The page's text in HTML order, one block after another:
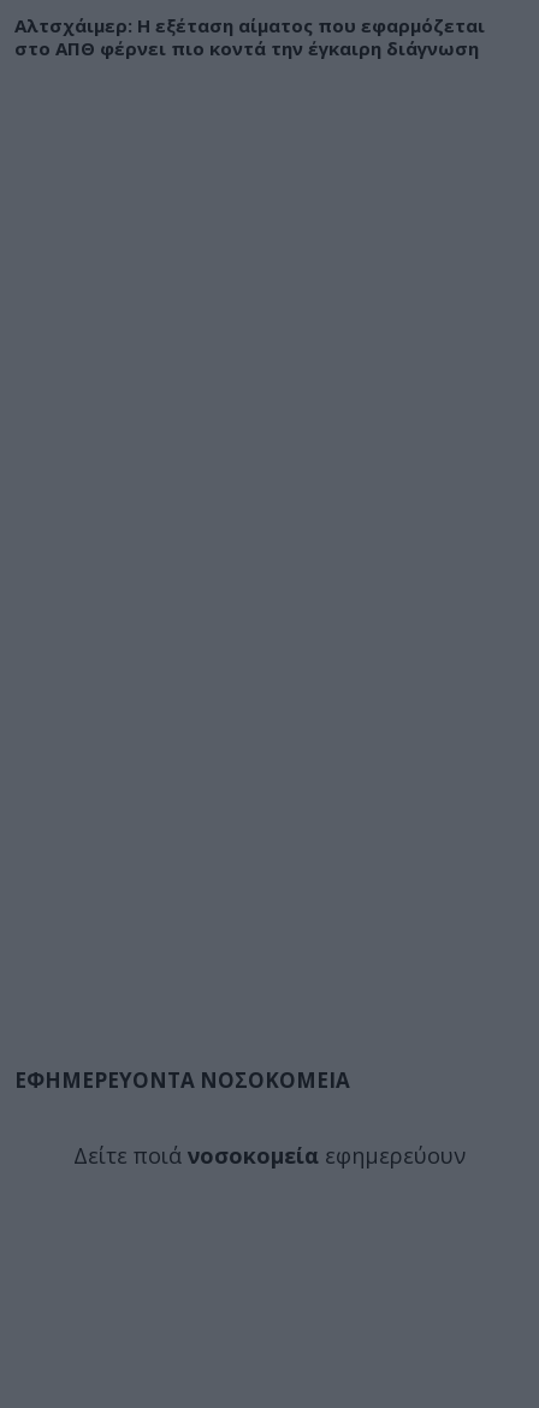
Αλτσχάιμερ: Η εξέταση αίματος που εφαρμόζεται
στο ΑΠΘ φέρνει πιο κοντά την έγκαιρη διάγνωση
ΕΦΗΜΕΡΕΥΟΝΤΑ ΝΟΣΟΚΟΜΕΙΑ
Δείτε ποιά νοσοκομεία εφημερεύουν